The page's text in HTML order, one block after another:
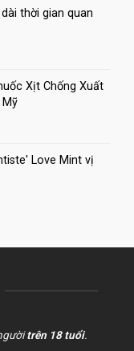
₫.
thời gian quan
₫.
Xịt Chống Xuất
₫.
Love Mint vị
trên 18 tuổi.